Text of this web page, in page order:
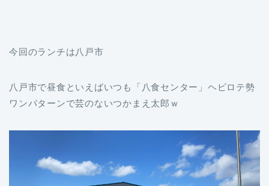
今回のランチは八戸市
八戸市で昼食といえばいつも「八食センター」ヘビロテ勢
ワンパターンで芸のないつかまえ太郎ｗ